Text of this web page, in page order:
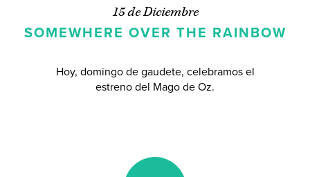
15 de Diciembre
SOMEWHERE OVER THE RAINBOW
Hoy, domingo de gaudete, celebramos el
estreno del Mago de Oz.